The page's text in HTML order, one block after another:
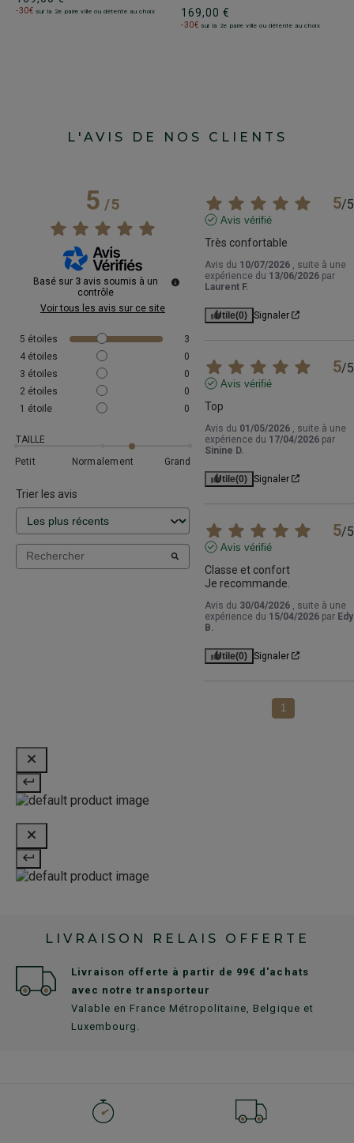
-30€ sur la 2e paire ville ou détente au choix 169,00 €
-30€ sur la 2e paire ville ou détente au choix
L'AVIS DE NOS CLIENTS
5/5
Basé sur 3 avis soumis à un
contrôle
Voir tous les avis sur ce site
5 étoiles
3
4 étoiles
0
3 étoiles
0
2 étoiles
0
1 étoile 0
TAILLE
Petit
Normalement Grand
Trier les avis
5/5
Avis vérifié
Très confortable
Avis du 10/07/2026
, suite à une
expérience du 13/06/2026 par
Laurent F.
Utile(0) Signaler
5/5
Avis vérifié
Top
Avis du 01/05/2026
, suite à une
expérience du 17/04/2026 par
Sinine D.
Utile(0) Signaler
5/5
Avis vérifié
Classe et confort
Je recommande.
Avis du 30/04/2026
, suite à une
expérience du 15/04/2026 par Edy
B.
Utile(0) Signaler
1
LIVRAISON RELAIS OFFERTE
Livraison offerte à partir de 99€ d'achats
avec notre transporteur
Valable en France Métropolitaine, Belgique et
Luxembourg.